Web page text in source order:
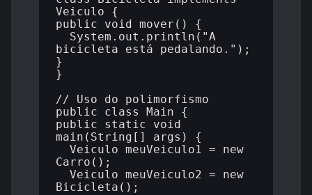
Veiculo {
public void mover() {
System.out.println("A
bicicleta está pedalando.");
}
}
// Uso do polimorfismo
public class Main {
public static void
main(String[] args) {
Veiculo meuVeiculo1 = new
Carro();
Veiculo meuVeiculo2 = new
Bicicleta();